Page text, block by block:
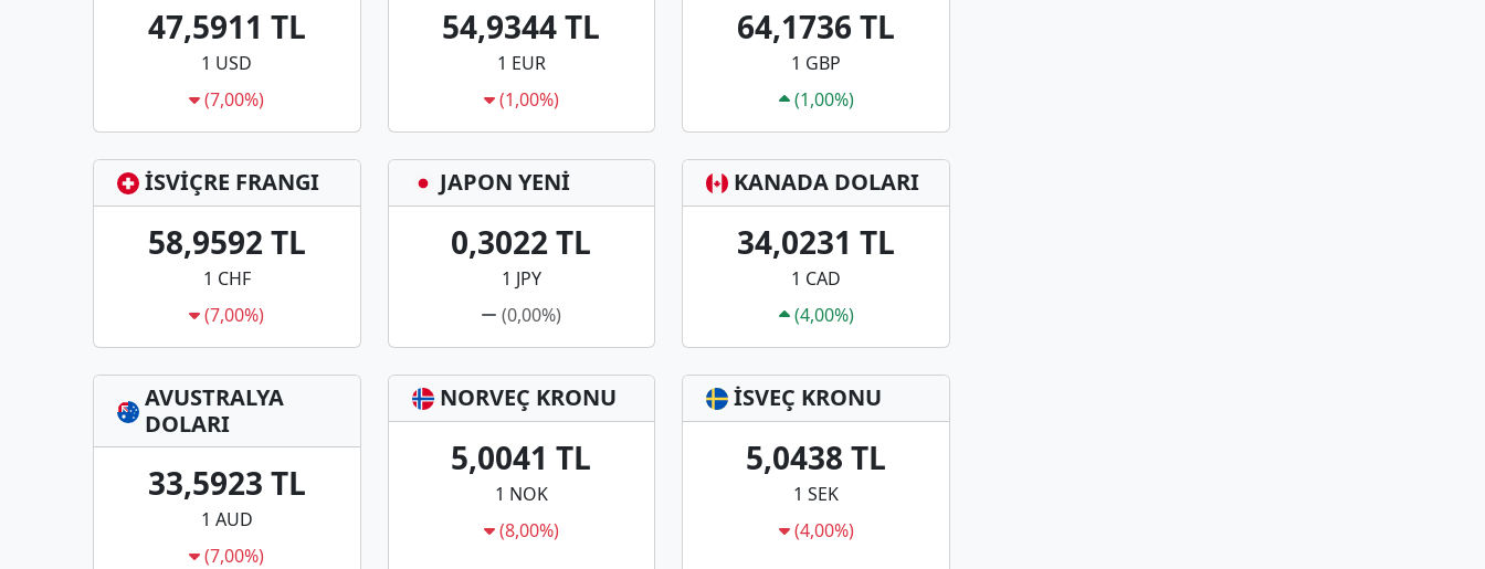
47,5911 TL
1 USD
(7,00%)
54,9344 TL
1 EUR
(1,00%)
64,1736 TL
1 GBP
(1,00%)
İSVİÇRE FRANGI
58,9592 TL
1 CHF
(7,00%)
JAPON YENİ
0,3022 TL
1 JPY
(0,00%)
KANADA DOLARI
34,0231 TL
1 CAD
(4,00%)
AVUSTRALYA
DOLARI
33,5923 TL
1 AUD
(7,00%)
NORVEÇ KRONU
5,0041 TL
1 NOK
(8,00%)
İSVEÇ KRONU
5,0438 TL
1 SEK
(4,00%)